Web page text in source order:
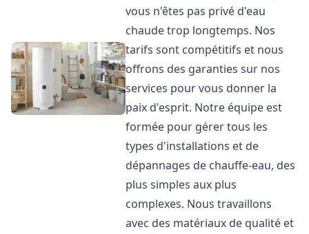
vous n'êtes pas privé d'eau
chaude trop longtemps. Nos
tarifs sont compétitifs et nous
offrons des garanties sur nos
services pour vous donner la
paix d'esprit. Notre équipe est
formée pour gérer tous les
types d'installations et de
dépannages de chauffe-eau, des
plus simples aux plus
complexes. Nous travaillons
avec des matériaux de qualité et